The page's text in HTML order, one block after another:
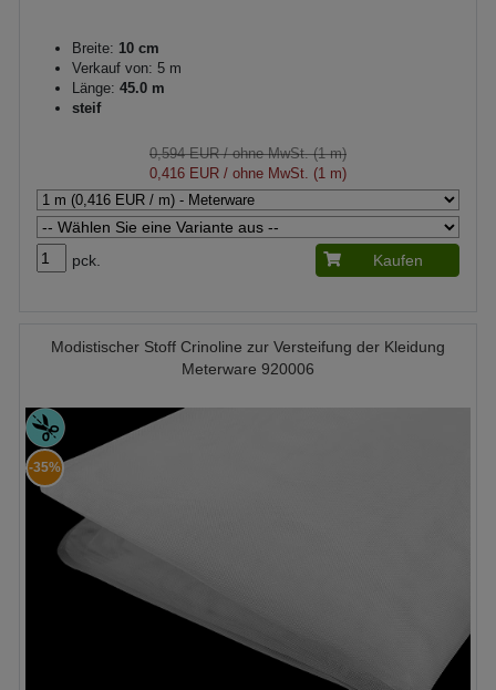
Breite: 10 cm
Verkauf von: 5 m
Länge: 45.0 m
steif
0,594 EUR/ ohne MwSt. (1 m)
0,416 EUR / ohne MwSt. (1 m)
pck. Kaufen
Modistischer Stoff Crinoline zur Versteifung der Kleidung
Meterware 920006
-35%